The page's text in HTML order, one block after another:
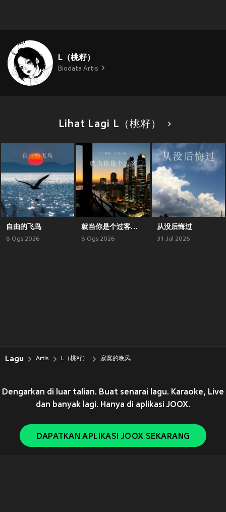
L（桃籽）
Biodata Artis
Lihat Lagi L（桃籽）
自由的飞鸟
8 Ogs 2026
就当你是个过客（微醺烟嗓合唱版）
8 Ogs 2026
从没后悔过
31 Jul 2026
Lagu Artis L（桃籽） 寂寞的晚风
Dengarkan di luar talian. Buat senarai lagu. Karaoke, Live
dan banyak lagi. Hanya di aplikasi JOOX.
DAPATKAN APLIKASI JOOX SEKARANG